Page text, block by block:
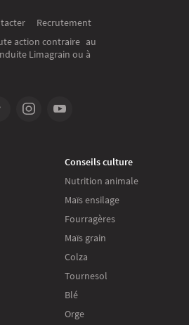
Recrutement
action contraire au
Limagrain ou à
Conseils culture
Nutrition animale
Maïs ensilage
Fourragères
Maïs grain
Colza
Tournesol
Blé
Orge